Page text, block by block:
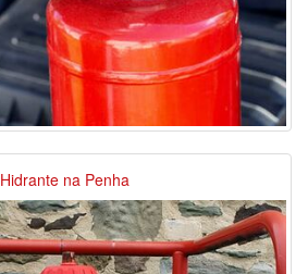
Hidrante na Penha